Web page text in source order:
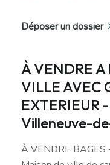
Déposer un dossier
À VENDRE
VILLE AVEC
EXTERIEUR
Villeneuve-
À VENDRE BAGES